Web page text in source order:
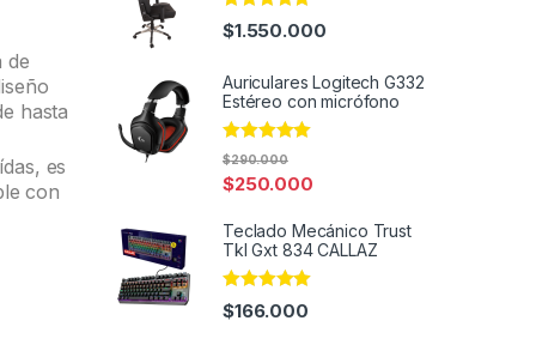
de
hasta
es
con
Rated4.91
out of 5
$1.550.000
Auriculares Logitech G332
Estéreo con micrófono
Rated5.00
out of 5
$250.000
$290.000
Teclado Mecánico Trust
Tkl Gxt 834 CALLAZ
Rated 5.00
out of 5
$166.000